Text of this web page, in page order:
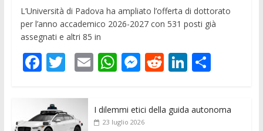
L’Università di Padova ha ampliato l’offerta di dottorato
per l’anno accademico 2026-2027 con 531 posti già
assegnati e altri 85 in
F
e
b
T
itt
er
E
ai
l
W
s
M
ss
e
R
di
Li
e
C
di
I dilemmi etici della guida autonoma
23 luglio 2026